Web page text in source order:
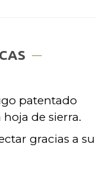
patentado
de sierra.
gracias a su